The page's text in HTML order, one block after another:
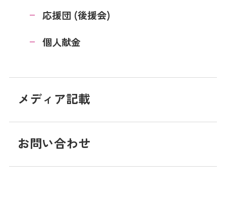
応援団 (後援会)
個人献金
メディア記載
お問い合わせ